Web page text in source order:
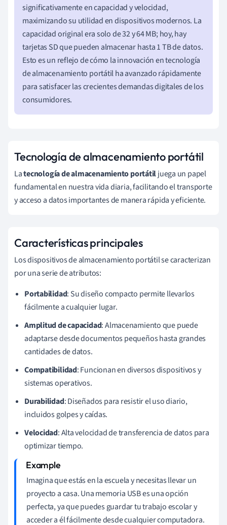
significativamente en capacidad y velocidad,
maximizando su utilidad en dispositivos modernos. La
capacidad original era solo de 32 y 64 MB; hoy, hay
tarjetas SD que pueden almacenar hasta 1 TB de datos.
Esto es un reflejo de cómo la innovación en tecnología
de almacenamiento portátil ha avanzado rápidamente
para satisfacer las crecientes demandas digitales de los
consumidores.
Tecnología de almacenamiento portátil
Latecnología de almacenamiento portátiljuega un papel
fundamental en nuestra vida diaria, facilitando el transporte
y acceso a datos importantes de manera rápida y eficiente.
Características principales
Los dispositivos de almacenamiento portátil se caracterizan
por una serie de atributos:
Portabilidad: Su diseño compacto permite llevarlos
fácilmente a cualquier lugar.
Amplitud de capacidad: Almacenamiento que puede
adaptarse desde documentos pequeños hasta grandes
cantidades de datos.
Compatibilidad: Funcionan en diversos dispositivos y
sistemas operativos.
Durabilidad: Diseñados para resistir el uso diario,
incluidos golpes y caídas.
Velocidad: Alta velocidad de transferencia de datos para
optimizar tiempo.
Imagina que estás en la escuela y necesitas llevar un
proyecto a casa. Una memoria USB es una opción
perfecta, ya que puedes guardar tu trabajo escolar y
acceder a él fácilmente desde cualquier computadora.